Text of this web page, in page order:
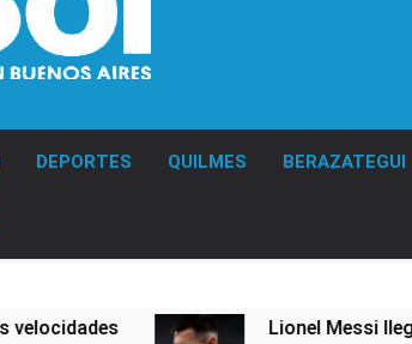
DEPORTES QUILMES BERAZATEGUI
Lionel Messi llegará a